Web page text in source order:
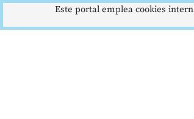
Este portal emplea cookies